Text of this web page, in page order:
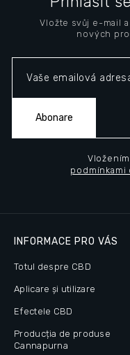
Vložte svůj e-mail
nových
Abonare
podmínkami
INFORMACE PRO VÁS
Totul despre CBD
Aplicare și utilizare
Efectele CBD
Producția de produse
Cannapurna